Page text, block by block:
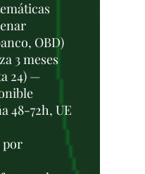
OBD)
3 meses
24) —
48-72h, UE
por